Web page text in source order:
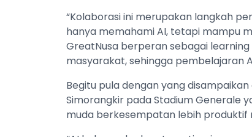
“Kolaborasi ini merupakan langkah
hanya memahami AI, tetapi mampu
GreatNusa berperan sebagai
masyarakat, sehingga pembelajaran
Begitu pula dengan yang
Simorangkir pada Stadium Generale
muda berkesempatan lebih produktif